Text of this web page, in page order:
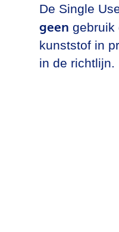
De Single
geen gebruik
kunststof in
in de richtlijn.